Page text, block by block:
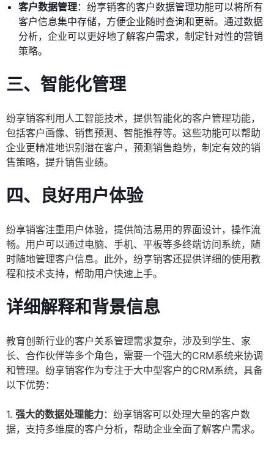
客户数据管理：纷享销客的客户数据管理功能可以将所有
客户信息集中存储，方便企业随时查询和更新。通过数据
分析，企业可以更好地了解客户需求，制定针对性的营销
策略。
三、智能化管理
纷享销客利用人工智能技术，提供智能化的客户管理功能，
包括客户画像、销售预测、智能推荐等。这些功能可以帮助
企业更精准地识别潜在客户，预测销售趋势，制定有效的销
售策略，提升销售业绩。
四、良好用户体验
纷享销客注重用户体验，提供简洁易用的界面设计，操作流
畅。用户可以通过电脑、手机、平板等多终端访问系统，随
时随地管理客户信息。此外，纷享销客还提供详细的使用教
程和技术支持，帮助用户快速上手。
详细解释和背景信息
教育创新行业的客户关系管理需求复杂，涉及到学生、家
长、合作伙伴等多个角色，需要一个强大的CRM系统来协调
和管理。纷享销客作为专注于大中型客户的CRM系统，具备
以下优势：
1. 强大的数据处理能力：纷享销客可以处理大量的客户数
据，支持多维度的客户分析，帮助企业全面了解客户需求。